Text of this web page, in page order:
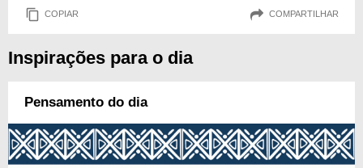
COPIAR COMPARTILHAR
Inspirações para o dia
Pensamento do dia